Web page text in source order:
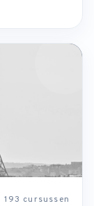
193 cursussen